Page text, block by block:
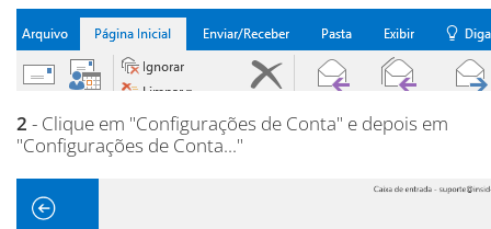
2 - Clique em "Configurações de Conta" e depois em
"Configurações de Conta..."